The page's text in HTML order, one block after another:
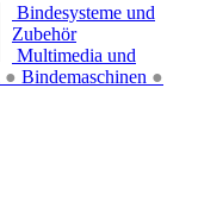
Bindesysteme und
Zubehör
● Bindemaschinen ●
Multimedia und